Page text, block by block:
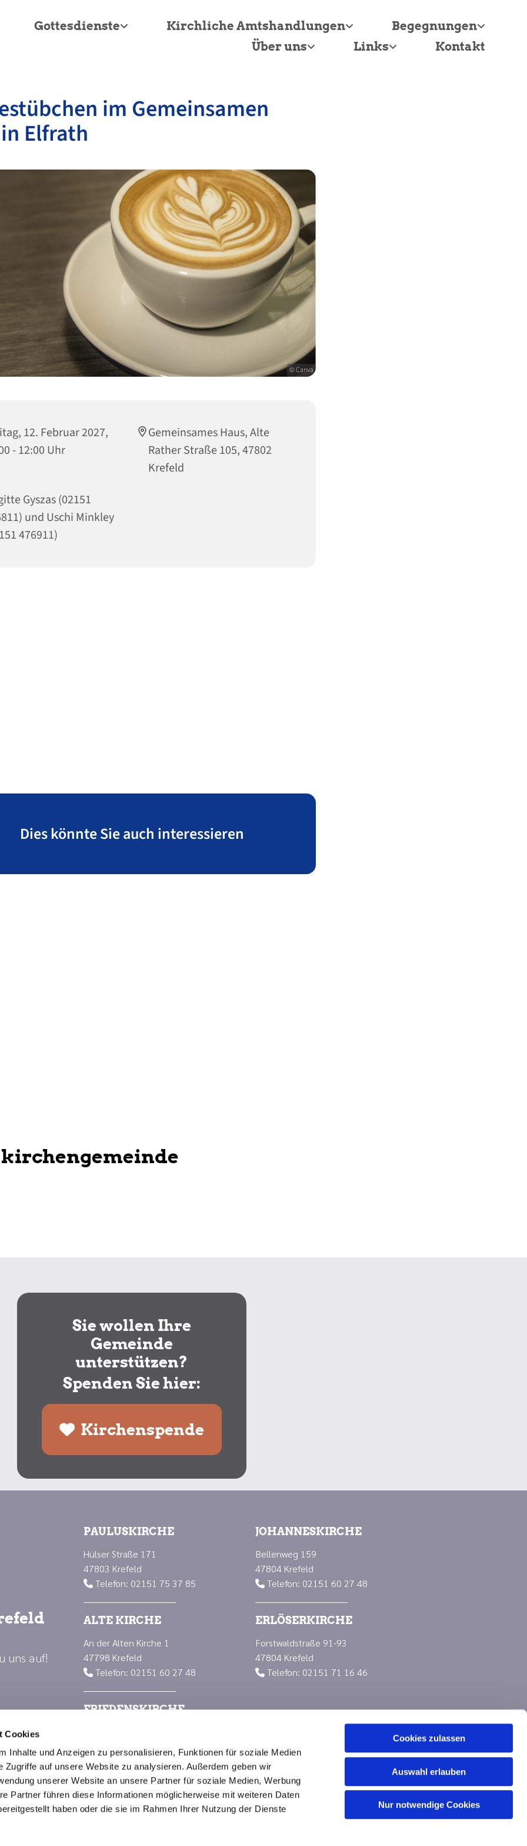
Cookies
Inhalte und Anzeigen zu personalisieren, Funktionen für soziale Medien
Zugriffe auf unsere Website zu analysieren. Außerdem geben wir
unserer Website an unsere Partner für soziale Medien, Werbung
Partner führen diese Informationen möglicherweise mit weiteren Daten
haben oder die sie im Rahmen Ihrer Nutzung der Dienste
Cookies zulassen
Auswahl erlauben
Nur notwendige Cookies
Gottesdienste Kirchliche Amtshandlungen
Begegnungen
Über uns
Links Kontakt
im Gemeinsamen
Elfrath
© Canva
12. Februar 2027,
- 12:00 Uhr
Gemeinsames Haus, Alte
Rather Straße 105, 47802
Krefeld
Gyszas (02151
und Uschi Minkley
476911)
Dies könnte Sie auch interessieren
Sie wollen Ihre
Gemeinde
unterstützen?
Spenden Sie hier:
Kirchenspende
uns auf!
PAULUSKIRCHE
Hülser Straße 171
47803 Krefeld
Telefon: 02151 75 37 85
ALTE KIRCHE
An der Alten Kirche 1
47798 Krefeld
Telefon: 02151 60 27 48
FRIEDENSKIRCHE
 Telefon: 02151 66 88 23
JOHANNESKIRCHE
Bellenweg 159
47804 Krefeld
 Telefon: 02151 60 27 48
ERLÖSERKIRCHE
Forstwaldstraße 91-93
47804 Krefeld
 Telefon: 02151 71 16 46
Impressum Datenschutzerklärung ChurchDesk-Login